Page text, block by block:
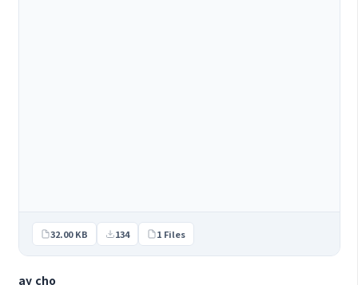
32.00 KB 134 1 Files
ay cho